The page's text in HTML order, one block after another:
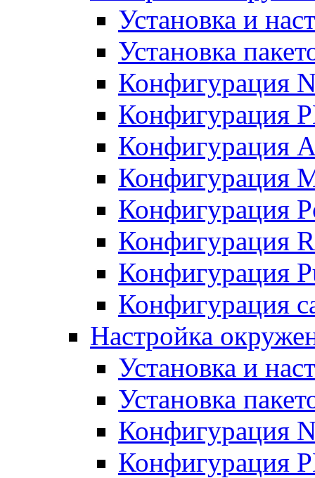
Установка и
Установка
Конфигурация
Конфигурация
Конфигурация
Конфигурация
Конфигурация
Конфигурация
Конфигурация
Конфигурация
Настройка
Установка и
Установка
Конфигурация
Конфигурация